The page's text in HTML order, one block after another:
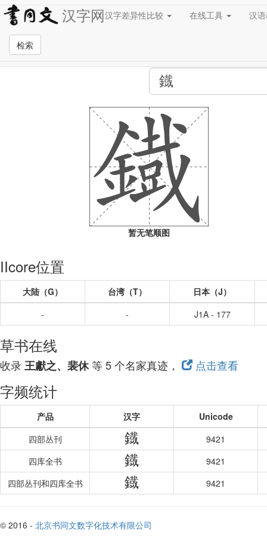
汉字网汉字差异性比较 在线工具 汉
检索
全站检索页面
暂无笔顺图
IIcore位置
大陆（G） 台湾（T）
日本（J）
-
- J1A - 177
草书在线
收录王獻之、裴休等 5 个名家真迹， 点击查看
字频统计
产品 汉字
Unicode
四部丛刊
鐡
9421
四库全书
鐡
9421
四部丛刊和四库全书
鐡 9421
© 2016 - 北京书同文数字化技术有限公司